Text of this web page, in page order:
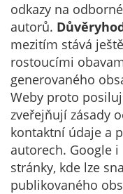
odkazy na
autorů.
mezitím stává
rostoucími
generovaného
Weby proto
zveřejňují zásady
kontaktní údaje a
autorech. Google
stránky, kde lze
publikovaného